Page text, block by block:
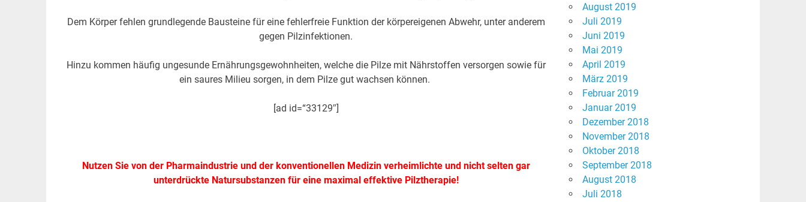
Dem Körper fehlen grundlegende Bausteine für eine fehlerfreie Funktion der körpereigenen Abwehr, unter anderem
gegen Pilzinfektionen.
Hinzu kommen häufig ungesunde Ernährungsgewohnheiten, welche die Pilze mit Nährstoffen versorgen sowie für
ein saures Milieu sorgen, in dem Pilze gut wachsen können.
[ad id=“33129″]
Nutzen Sie von der Pharmaindustrie und der konventionellen Medizin verheimlichte und nicht selten gar
unterdrückte Natursubstanzen für eine maximal effektive Pilztherapie!
August 2019
Juli 2019
Juni 2019
Mai 2019
April 2019
März 2019
Februar 2019
Januar 2019
Dezember 2018
November 2018
Oktober 2018
September 2018
August 2018
Juli 2018